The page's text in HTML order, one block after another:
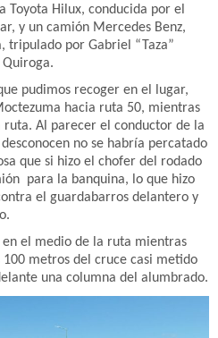
Toyota Hilux, conducida por el
y un camión Mercedes Benz,
tripulado por Gabriel “Taza”
pudimos recoger en el lugar,
hacia ruta 50, mientras
Al parecer el conductor de la
no se habría percatado
que si hizo el chofer del rodado
para la banquina, lo que hizo
el guardabarros delantero y
el medio de la ruta mientras
metros del cruce casi metido
una columna del alumbrado.